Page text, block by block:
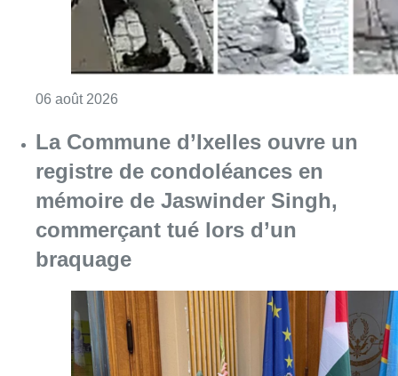
06 août 2026
La Commune d’Ixelles ouvre un
registre de condoléances en
mémoire de Jaswinder Singh,
commerçant tué lors d’un
braquage